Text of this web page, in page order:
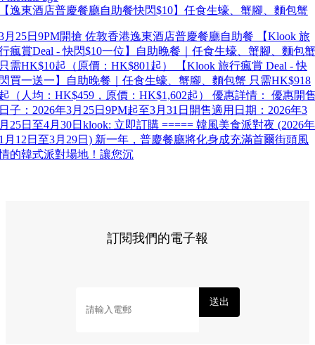
逸東酒店普慶餐廳自助餐快閃$10】任食生蠔、蟹腳、麵包蟹
月25日9PM開搶 佐敦香港逸東酒店普慶餐廳自助餐 【Klook 旅
瘋賞Deal - 快閃$10一位】自助晚餐｜任食生蠔、蟹腳、麵包蟹
需HK$10起（原價：HK$801起） 【Klook 旅行瘋賞 Deal - 快
買一送一】自助晚餐｜任食生蠔、蟹腳、麵包蟹 只需HK$918
（人均：HK$459，原價：HK$1,602起） 優惠詳情： 優惠開
子：2026年3月25日9PM起至3月31日開售適用日期：2026年3
25日至4月30日klook: 立即訂購 ===== 韓風美食派對夜 (2026年
月12日至3月29日) 新一年，普慶餐廳將化身成充滿首爾街頭風
的韓式派對場地！讓您沉
訂閱我們的電子報
送出